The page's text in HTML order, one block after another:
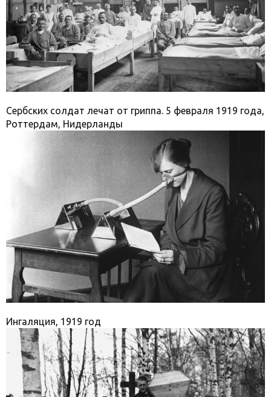
Сербских солдат лечат от гриппа. 5 февраля 1919 года,
Роттердам, Нидерланды
Ингаляция, 1919 год